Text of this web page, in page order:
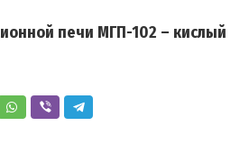
печи МГП-102 – кислый